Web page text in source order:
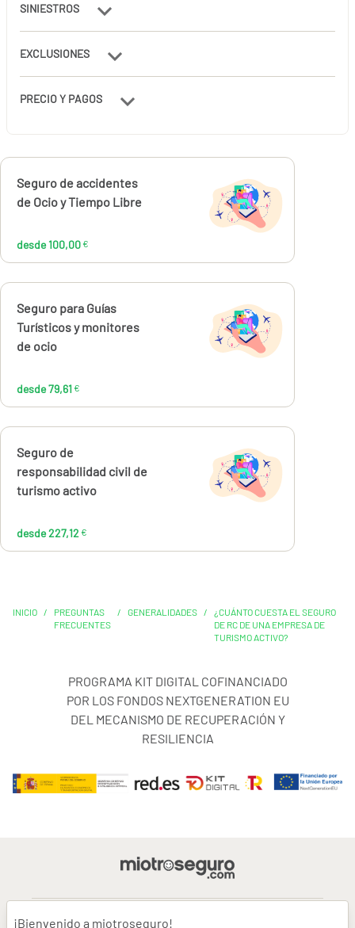
SINIESTROS
EXCLUSIONES
PRECIO Y PAGOS
Calcúlalo ahora
Seguro de accidentes
de Ocio y Tiempo Libre
desde 100,00 €
100,00 €
Calcúlalo ahora
Seguro para Guías
Turísticos y monitores
de ocio
desde 79,61 €
79,61€
Calcúlalo ahora
Seguro de
responsabilidad civil de
turismo activo
desde 227,12 €
227,12€
INICIO /
PREGUNTAS
FRECUENTES
/ GENERALIDADES /
¿CUÁNTO CUESTA EL SEGURO
DE RC DE UNA EMPRESA DE
TURISMO ACTIVO?
PROGRAMA KIT DIGITAL COFINANCIADO
POR LOS FONDOS NEXTGENERATION EU
DEL MECANISMO DE RECUPERACIÓN Y
RESILIENCIA
¡Bienvenido a miotroseguro!